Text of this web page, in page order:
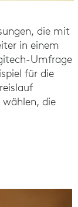
die mit
in einem
Umfrage
für die
die